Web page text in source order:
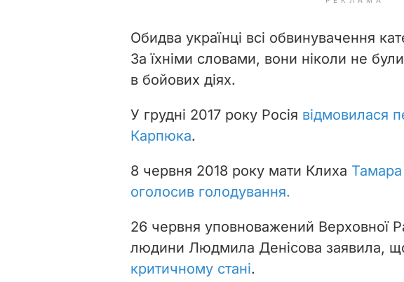
Обидва українці всі обвинувачення
За їхніми словами, вони ніколи не
в бойових діях.
У грудні 2017 року Росія відмовилася
Карпюка.
8 червня 2018 року мати Клиха
оголосив голодування.
26 червня уповноважений Верховної
людини Людмила Денісова заявила,
критичному стані.